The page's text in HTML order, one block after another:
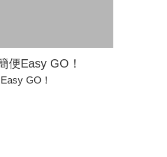
便Easy GO！
GO！